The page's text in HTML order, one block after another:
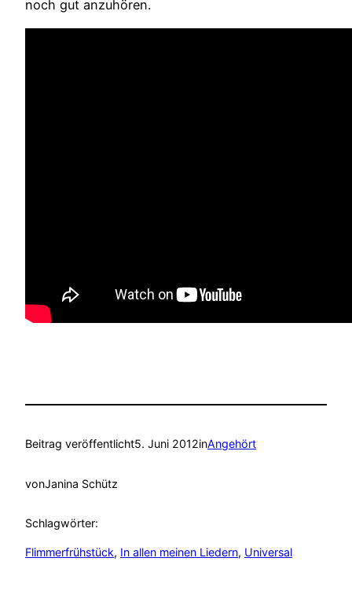
noch gut anzuhören.
Beitrag veröffentlicht5. Juni 2012inAngehört
vonJanina Schütz
Schlagwörter:
Flimmerfrühstück, In allen meinen Liedern, Universal